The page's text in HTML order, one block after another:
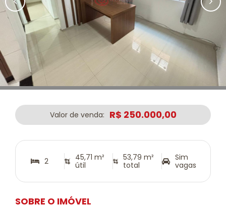
Valor de venda: R$ 250.000,00
2
45,71 m²
útil
53,79 m²
total
Sim
vagas
SOBRE O IMÓVEL